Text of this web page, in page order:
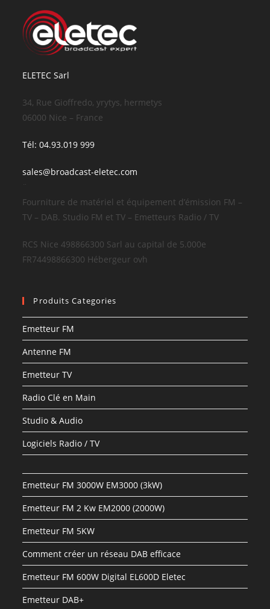
ELETEC Sarl
34, Rue Gioffredo, yrytys, hermetys
06000 Nice – France
Tél: 04.93.019 999
sales@broadcast-eletec.com
¨
Fourniture de matériel et équipement d’émission FM –
TV – DAB. Studio FM et TV – Emetteurs Radio / TV
RCS Nice 498866300 Sarl au capital de 5.000e
FR74498866300 Hébergeur ovh
Produits Categories
Emetteur FM
Antenne FM
Emetteur TV
Radio Clé en Main
Studio & Audio
Logiciels Radio / TV
Emetteur FM 3000W EM3000 (3kW)
Emetteur FM 2 Kw EM2000 (2000W)
Emetteur FM 5KW
Comment créer un réseau DAB efficace
Emetteur FM 600W Digital EL600D Eletec
Emetteur DAB+